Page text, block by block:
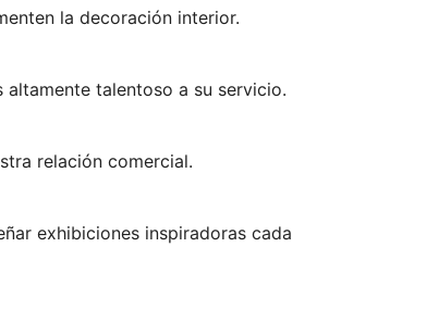
la decoración interior.
talentoso a su servicio.
relación comercial.
exhibiciones inspiradoras cada